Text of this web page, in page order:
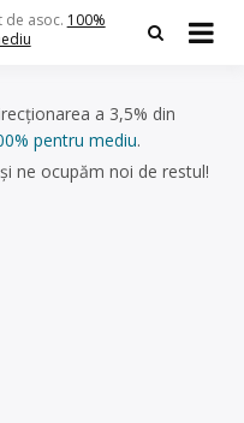
de asoc. 100%
a 3,5% din
pentru mediu.
ne ocupăm noi de restul!